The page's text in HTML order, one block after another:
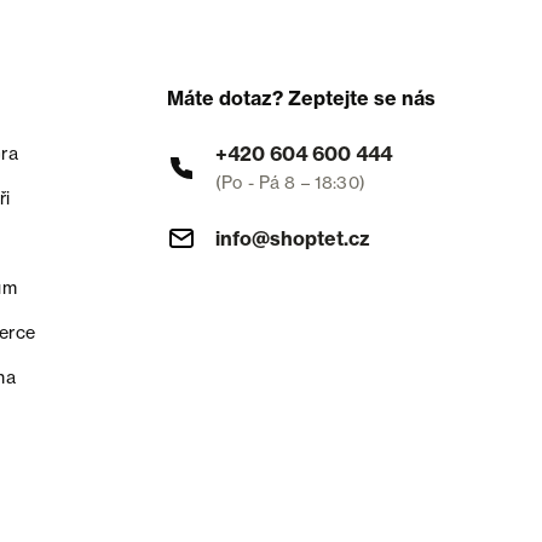
Máte dotaz? Zeptejte se nás
+420 604 600 444
(Po - Pá 8 – 18:30)
info@shoptet.cz